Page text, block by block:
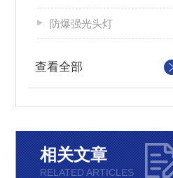
防爆强光头灯
查看全部
相关文章
RELATED ARTICLES